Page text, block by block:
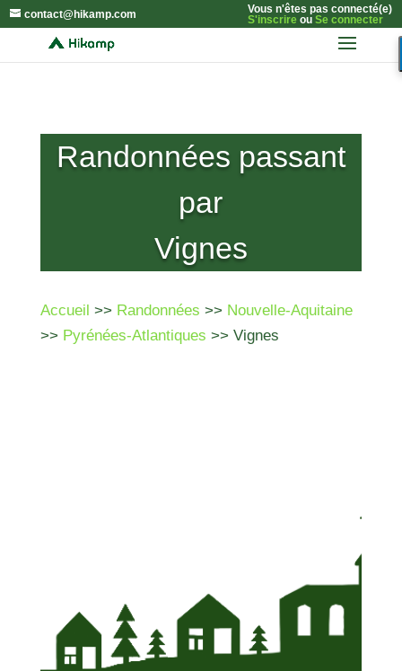
contact@hikamp.com
Vous n'êtes pas connecté(e)
S'inscrireou Se connecter
Randonnées passant
par
Vignes
Accueil >> Randonnées >> Nouvelle-Aquitaine
>> Pyrénées-Atlantiques >> Vignes